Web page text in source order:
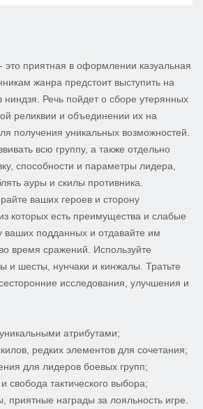
- это приятная в оформлении казуальная
жанра предстоит выступить на
ниндзя. Речь пойдет о сборе утерянных
реликвии и объединении их на
получения уникальных возможностей.
всю группу, а также отдельно
способности и параметры лидера,
ауры и скилы противника.
ваших героев и сторону
которых есть преимущества и слабые
ваших подданных и отдавайте им
время сражений. Используйте
и шесты, нунчаки и кинжалы. Тратьте
исследования, улучшения и
атрибутами;
редких элементов для сочетания;
для лидеров боевых групп;
свобода тактического выбора;
награды за лояльность игре.